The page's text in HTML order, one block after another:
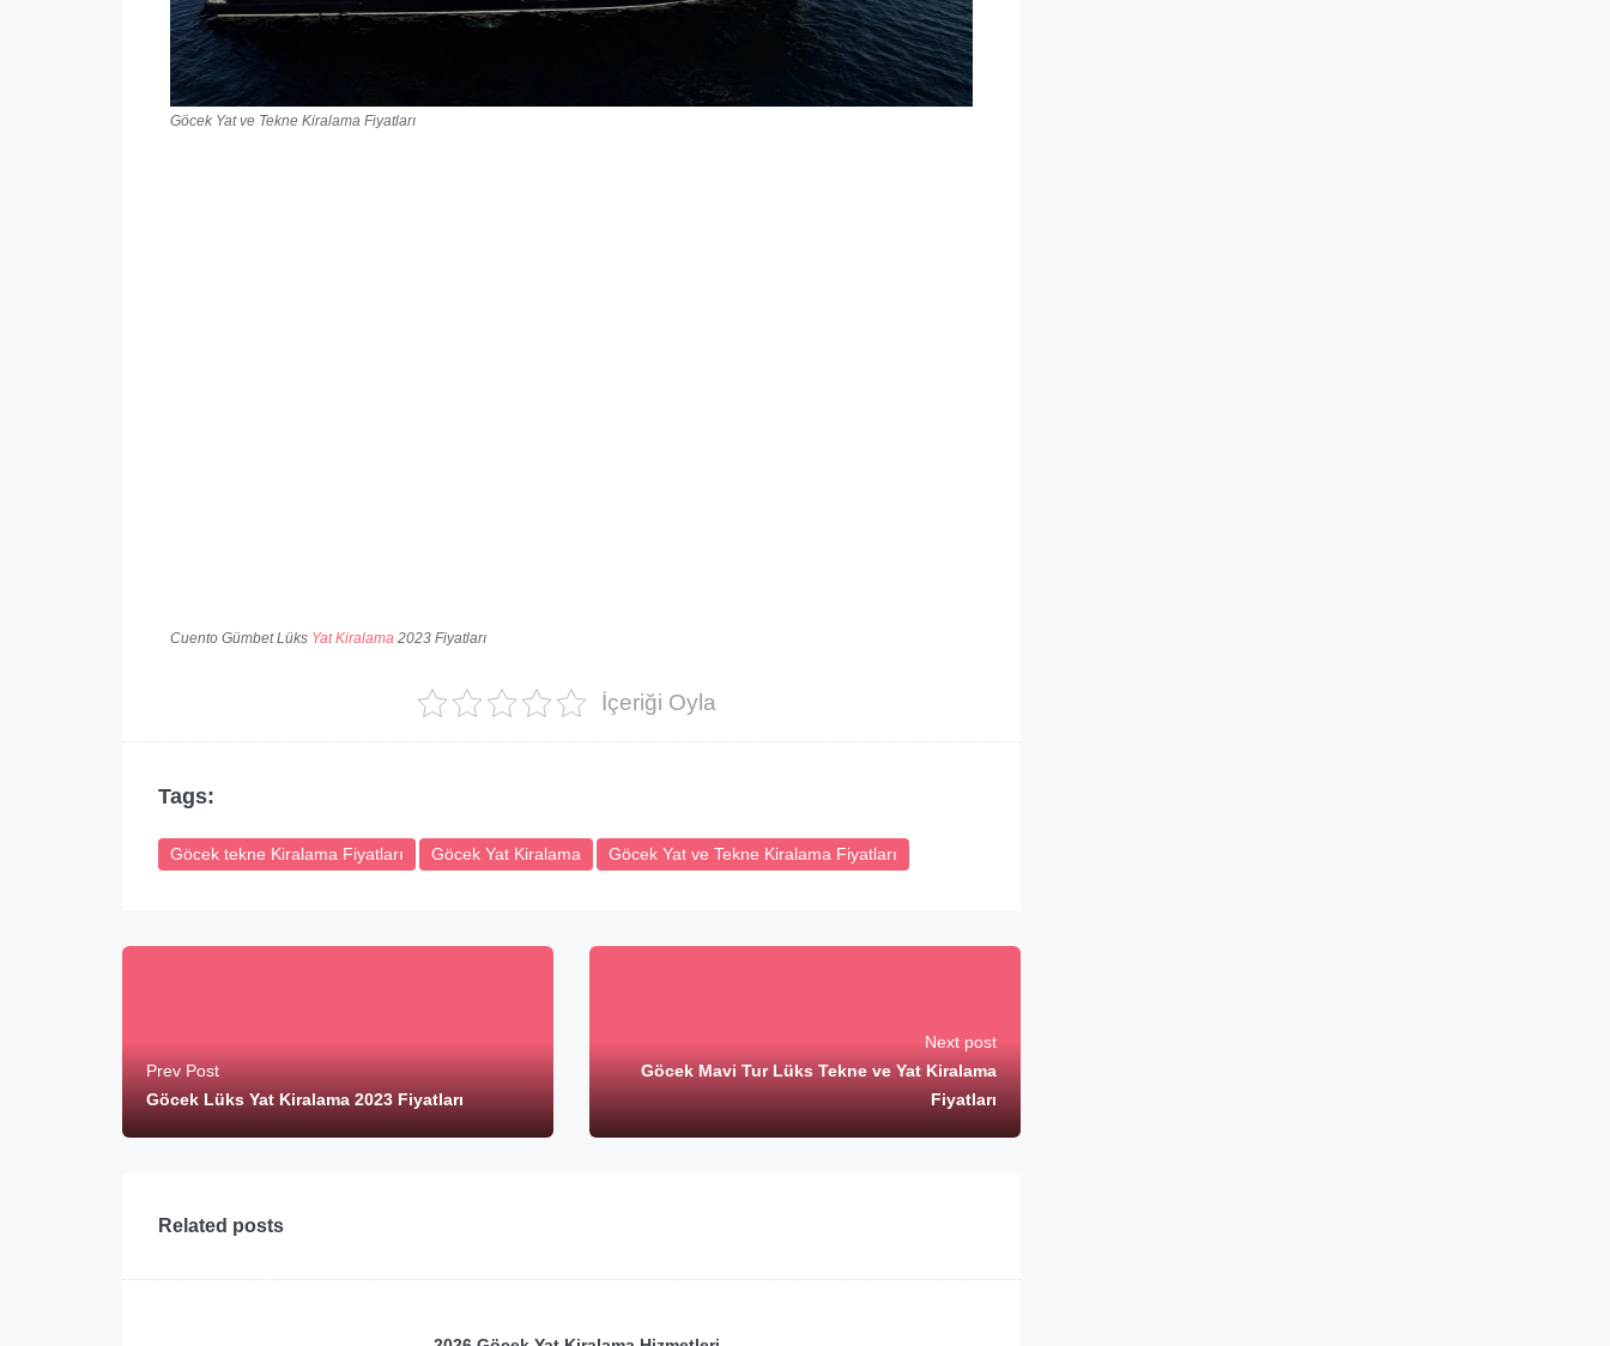
Göcek Yat ve Tekne Kiralama Fiyatları
Cuento Gümbet Lüks Yat Kiralama 2023 Fiyatları
İçeriği Oyla
Tags:
Göcek tekne Kiralama Fiyatları Göcek Yat Kiralama Göcek Yat ve Tekne Kiralama Fiyatları
Prev Post
Göcek Lüks Yat Kiralama 2023 Fiyatları
Next post
Göcek Mavi Tur Lüks Tekne ve Yat Kiralama
Fiyatları
Related posts